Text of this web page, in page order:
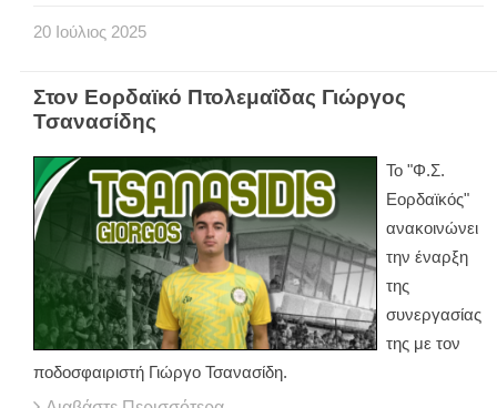
20 Ιούλιος 2025
Στον Εορδαϊκό Πτολεμαΐδας Γιώργος
Τσανασίδης
Το "Φ.Σ.
Εορδαϊκός"
ανακοινώνει
την έναρξη
της
συνεργασίας
της με τον
ποδοσφαιριστή Γιώργο Τσανασίδη.